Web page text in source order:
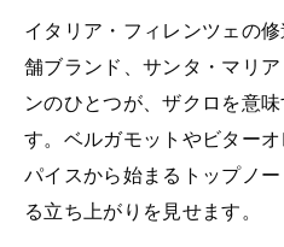
イタリア・フィレンツェの
舗ブランド、サンタ・マリ
ンのひとつが、ザクロを意
す。ベルガモットやビター
パイスから始まるトップノ
る立ち上がりを見せます。